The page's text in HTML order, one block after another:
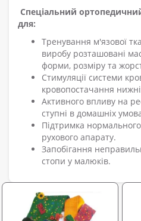
Спеціальний
для:
Тренування м'язової
виробу розташовані
форми, розміру та
Стимуляції системи
кровопостачання
Активного впливу на
ступні в домашніх
Підтримка
рухового апарату.
Запобігання
стопи у малюків.